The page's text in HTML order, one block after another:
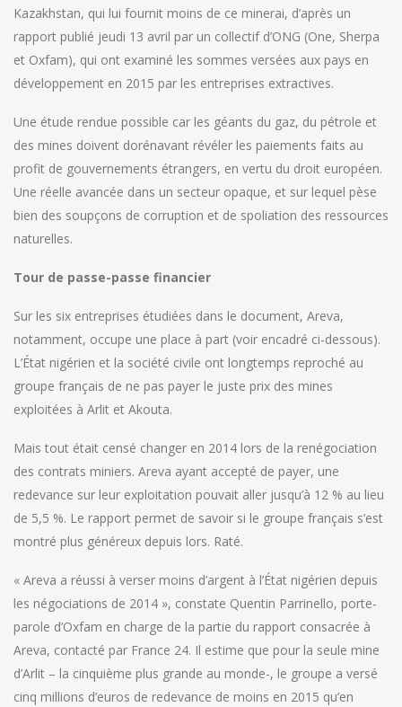
Kazakhstan, qui lui fournit moins de ce minerai, d’après un
rapport publié jeudi 13 avril par un collectif d’ONG (One, Sherpa
et Oxfam), qui ont examiné les sommes versées aux pays en
développement en 2015 par les entreprises extractives.
Une étude rendue possible car les géants du gaz, du pétrole et
des mines doivent dorénavant révéler les paiements faits au
profit de gouvernements étrangers, en vertu du droit européen.
Une réelle avancée dans un secteur opaque, et sur lequel pèse
bien des soupçons de corruption et de spoliation des ressources
naturelles.
Tour de passe-passe financier
Sur les six entreprises étudiées dans le document, Areva,
notamment, occupe une place à part (voir encadré ci-dessous).
L’État nigérien et la société civile ont longtemps reproché au
groupe français de ne pas payer le juste prix des mines
exploitées à Arlit et Akouta.
Mais tout était censé changer en 2014 lors de la renégociation
des contrats miniers. Areva ayant accepté de payer, une
redevance sur leur exploitation pouvait aller jusqu’à 12 % au lieu
de 5,5 %. Le rapport permet de savoir si le groupe français s’est
montré plus généreux depuis lors. Raté.
« Areva a réussi à verser moins d’argent à l’État nigérien depuis
les négociations de 2014 », constate Quentin Parrinello, porte-
parole d’Oxfam en charge de la partie du rapport consacrée à
Areva, contacté par France 24. Il estime que pour la seule mine
d’Arlit – la cinquième plus grande au monde-, le groupe a versé
cinq millions d’euros de redevance de moins en 2015 qu’en